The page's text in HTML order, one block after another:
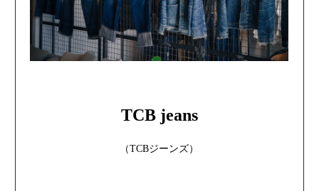
TCB jeans
（TCBジーンズ）